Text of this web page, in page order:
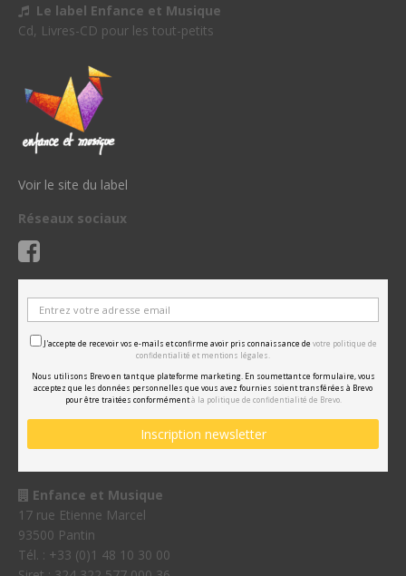
Le label Enfance et Musique
Cd, Livres-CD pour les tout-petits
Voir le site du label
Réseaux sociaux
J'accepte de recevoir vos e-mails et confirme avoir pris connaissance de votre politique de
confidentialité et mentions légales.
Nous utilisons Brevo en tant que plateforme marketing. En soumettant ce formulaire, vous
acceptez que les données personnelles que vous avez fournies soient transférées à Brevo
pour être traitées conformémentà la politique de confidentialité de Brevo.
Enfance et Musique
17 rue Etienne Marcel
93500 Pantin
Tél. : +33 (0)1 48 10 30 00